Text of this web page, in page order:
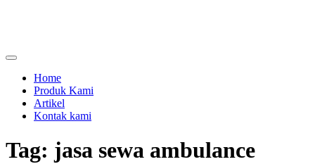
Home
Produk Kami
Artikel
Kontak kami
Tag: jasa sewa ambulance